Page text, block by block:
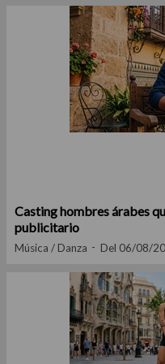
Casting hombres árabes
publicitario
Música / Danza Del 06/08/